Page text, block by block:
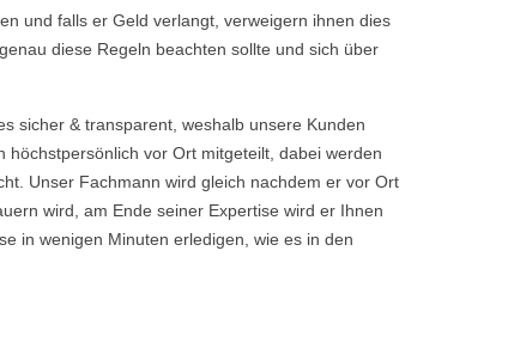
und falls er Geld verlangt, verweigern ihnen dies
diese Regeln beachten sollte und sich über
sicher & transparent, weshalb unsere Kunden
vor Ort mitgeteilt, dabei werden
Unser Fachmann wird gleich nachdem er vor Ort
wird, am Ende seiner Expertise wird er Ihnen
in wenigen Minuten erledigen, wie es in den